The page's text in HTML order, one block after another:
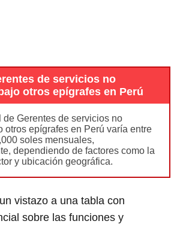
de servicios no
otros epígrafes en Perú
de Gerentes de servicios no
otros epígrafes en Perú varía entre
soles mensuales,
dependiendo de factores como la
y ubicación geográfica.
vistazo a una tabla con
sobre las funciones y